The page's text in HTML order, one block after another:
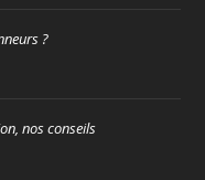
?
nos conseils